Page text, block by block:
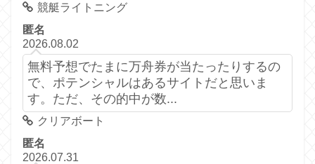
競艇ライトニング
匿名
2026.08.02
無料予想でたまに万舟券が当たったりするの
で、ポテンシャルはあるサイトだと思いま
す。ただ、その的中が数...
クリアボート
匿名
2026.07.31